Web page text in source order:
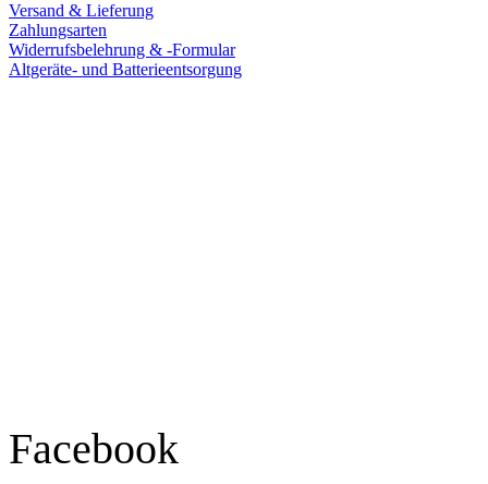
Versand & Lieferung
Zahlungsarten
Widerrufsbelehrung & -Formular
Altgeräte- und Batterieentsorgung
Facebook